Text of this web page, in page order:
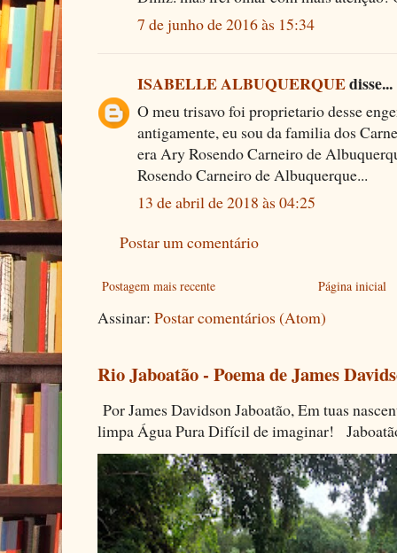
7 de junho de 2016 às 15:34
ISABELLE ALBUQUERQUEdisse...
O meu trisavo foi proprietario desse
antigamente, eu sou da familia dos
era Ary Rosendo Carneiro de
Rosendo Carneiro de Albuquerque...
13 de abril de 2018 às 04:25
Postar um comentário
Postagem mais recente Página inicial
Assinar: Postar comentários (Atom)
Rio Jaboatão - Poema de James
Por James Davidson Jaboatão, Em tuas
limpa Água Pura Difícil de imaginar!